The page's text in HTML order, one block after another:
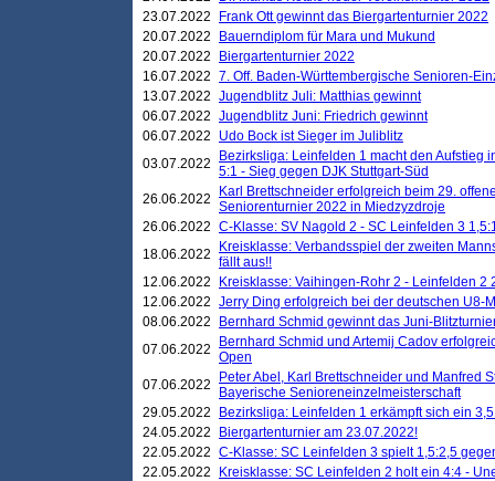
23.07.2022
Frank Ott gewinnt das Biergartenturnier 2022
20.07.2022
Bauerndiplom für Mara und Mukund
20.07.2022
Biergartenturnier 2022
16.07.2022 7. Off. Baden-Württembergische Senioren-
13.07.2022 Jugendblitz Juli: Matthias gewinnt
06.07.2022 Jugendblitz Juni: Friedrich gewinnt
06.07.2022
Udo Bock ist Sieger im Juliblitz
03.07.2022
Bezirksliga: Leinfelden 1 macht den Aufstieg
5:1 - Sieg gegen DJK Stuttgart-Süd
26.06.2022
Karl Brettschneider erfolgreich beim 29.
Seniorenturnier 2022 in Miedzyzdroje
26.06.2022 C-Klasse: SV Nagold 2 - SC Leinfelden 3
18.06.2022
Kreisklasse: Verbandsspiel der zweiten
fällt aus!!
12.06.2022
Kreisklasse: Vaihingen-Rohr 2 - Leinfelden 2
12.06.2022 Jerry Ding erfolgreich bei der deutschen U8-
08.06.2022
Bernhard Schmid gewinnt das Juni-
07.06.2022
Bernhard Schmid und Artemij Cadov
Open
07.06.2022
Peter Abel, Karl Brettschneider und Manfred
Bayerische Senioreneinzelmeisterschaft
29.05.2022
Bezirksliga: Leinfelden 1 erkämpft sich ein
24.05.2022
Biergartenturnier am 23.07.2022!
22.05.2022 C-Klasse: SC Leinfelden 3 spielt 1,5:2,5
22.05.2022
Kreisklasse: SC Leinfelden 2 holt ein 4:4 -